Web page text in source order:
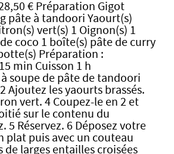
€ Préparation Gigot
pâte à tandoori Yaourt(s)
vert(s) 1 Oignon(s) 1
coco 1 boîte(s) pâte de curry
Préparation :
min Cuisson 1 h
soupe de pâte de tandoori
Ajoutez les yaourts brassés.
vert. 4 Coupez-le en 2 et
sur le contenu du
5 Réservez. 6 Déposez votre
plat puis avec un couteau
de larges entailles croisées